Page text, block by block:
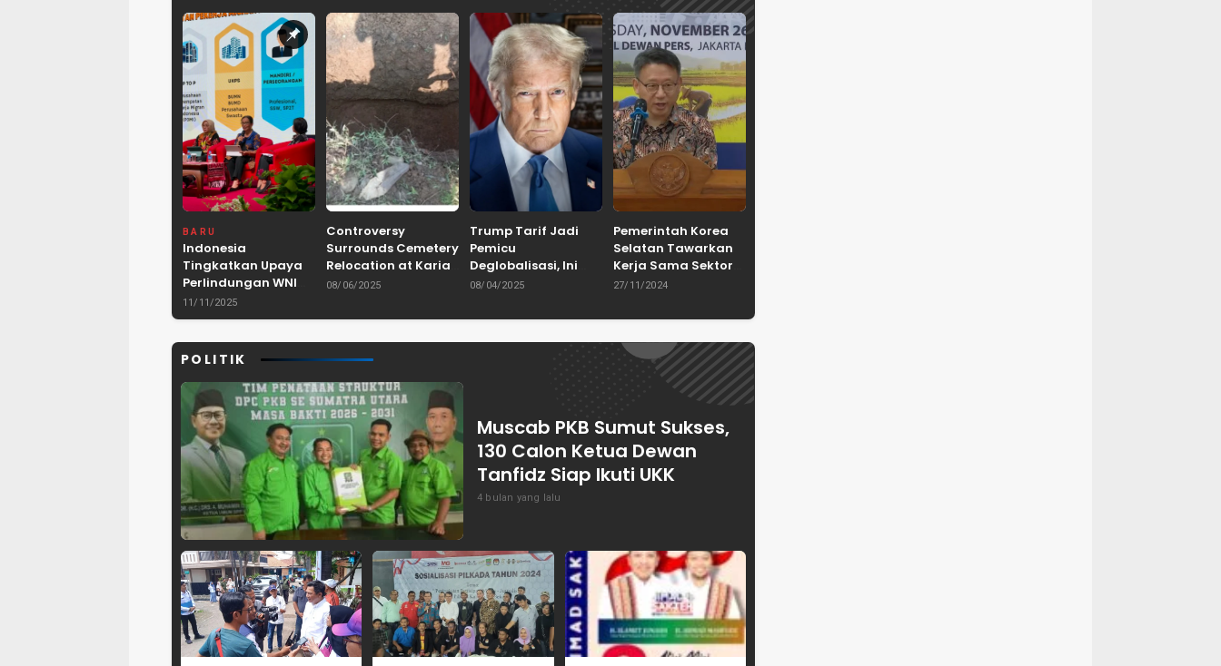
BARU
Indonesia
Tingkatkan Upaya
Perlindungan WNI
dan Pemberantasan
TPPO di Asia
11/11/2025
Controversy
Surrounds Cemetery
Relocation at Karian
Dam Project in
08/06/2025
Trump Tarif Jadi
Pemicu
Deglobalisasi, Ini
Ulasan Tajam dari
ASPRINDO
08/04/2025
Pemerintah Korea
Selatan Tawarkan
Kerja Sama Sektor
Pertanian untuk
Pangan Indonesia
27/11/2024
POLITIK
Muscab PKB Sumut Sukses,
130 Calon Ketua Dewan
Tanfidz Siap Ikuti UKK
4 bulan yang lalu